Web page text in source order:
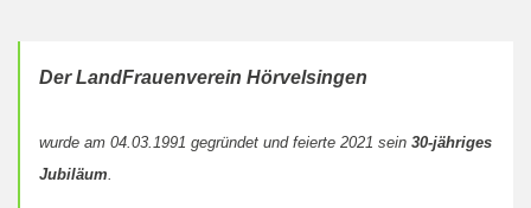
Der LandFrauenverein Hörvelsingen
wurde am 04.03.1991 gegründet und feierte 2021 sein 30-jähriges
Jubiläum